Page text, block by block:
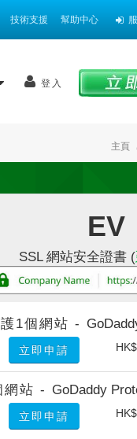
技術支援 幫助中心
登入
主頁
EV
SSL 網站安全證書 (
1個網站 -
立即申請 HK$
網站 - GoDaddy
立即申請 HK$